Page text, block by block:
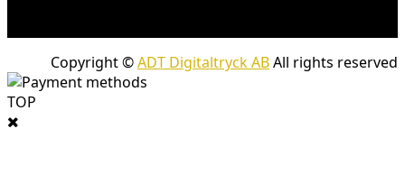
Copyright ©ADT Digitaltryck ABAll rights reserved
TOP